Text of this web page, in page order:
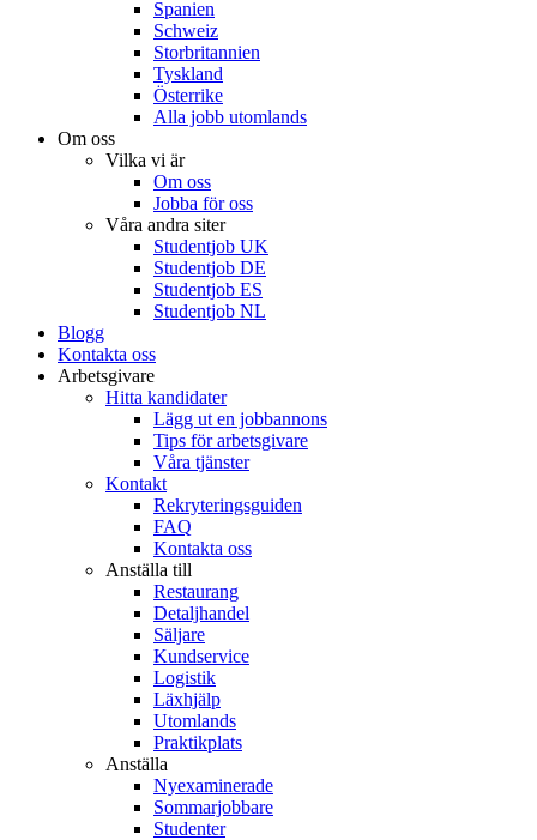
Spanien
Schweiz
Storbritannien
Tyskland
Österrike
Alla jobb utomlands
Om oss
Vilka vi är
Om oss
Jobba för oss
Våra andra siter
Studentjob UK
Studentjob DE
Studentjob ES
Studentjob NL
Blogg
Kontakta oss
Arbetsgivare
Hitta kandidater
Lägg ut en jobbannons
Tips för arbetsgivare
Våra tjänster
Kontakt
Rekryteringsguiden
FAQ
Kontakta oss
Anställa till
Restaurang
Detaljhandel
Säljare
Kundservice
Logistik
Läxhjälp
Utomlands
Praktikplats
Anställa
Nyexaminerade
Sommarjobbare
Studenter